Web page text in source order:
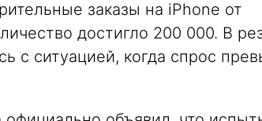
заказы на iPhone от
достигло 200 000. В
с ситуацией, когда спрос